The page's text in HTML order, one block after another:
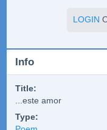
LOGIN
Info
Title:
...este amor
Type: